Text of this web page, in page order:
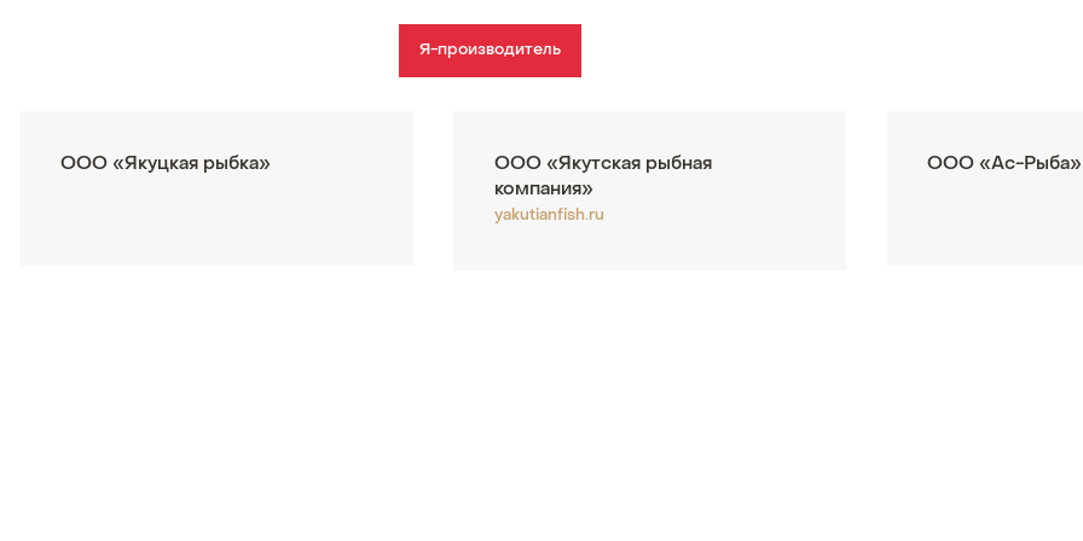
Я-производитель
ООО «Якуцкая рыбка»
ООО «Якутская рыбная
компания»
yakutianfish.ru
ООО «Ас-Рыба»